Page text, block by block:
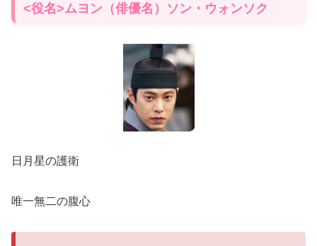
<役名>ムヨン（俳優名）ソン・ウォンソク
日月星の護衛
唯一無二の腹心